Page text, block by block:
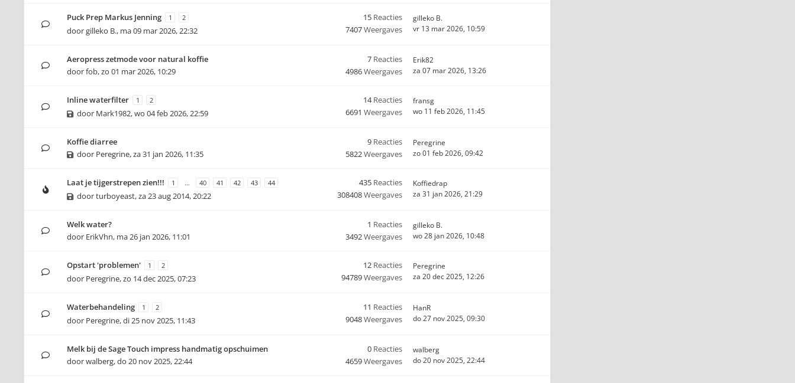
Puck Prep Markus Jenning 1 2
doorgilleko B., ma 09 mar 2026, 22:32
15 Reacties
7407Weergaves
gilleko B.
vr 13 mar 2026, 10:59
Aeropress zetmode voor natural koffie
doorfob,zo 01 mar 2026, 10:29
7 Reacties
4986Weergaves
Erik82
za 07 mar 2026, 13:26
Inline waterfilter 1 2
door Mark1982,wo 04 feb 2026, 22:59
14Reacties
6691 Weergaves
fransg
wo 11 feb 2026, 11:45
Koffie diarree
door Peregrine,za 31 jan 2026, 11:35
9 Reacties
5822Weergaves
Peregrine
zo 01 feb 2026, 09:42
Laat je tijgerstrepen zien!!! 1 … 40 41 42 43 44
doorturboyeast,za 23 aug 2014, 20:22
435 Reacties
308408Weergaves
Koffiedrap
za 31 jan 2026, 21:29
Welk water?
door ErikVhn, ma 26 jan 2026, 11:01
1 Reacties
3492Weergaves
gilleko B.
wo 28 jan 2026, 10:48
Opstart 'problemen' 1 2
door Peregrine,zo 14 dec 2025, 07:23
12 Reacties
94789Weergaves
Peregrine
za 20 dec 2025, 12:26
Waterbehandeling 1 2
door Peregrine,di 25 nov 2025, 11:43
11 Reacties
9048Weergaves
HanR
do 27 nov 2025, 09:30
Melk bij de Sage Touch impress handmatig opschuimen
doorwalberg,do 20 nov 2025, 22:44
0 Reacties
4659Weergaves
walberg
do 20 nov 2025, 22:44